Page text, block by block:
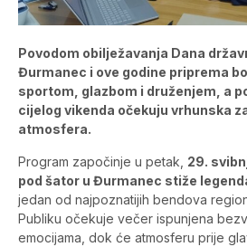
Povodom obilježavanja Dana
Đurmanec i ove godine priprema
sportom, glazbom i druženjem, a
cijelog vikenda očekuju vrhunska
atmosfera.
Program započinje u petak, 29.
pod šator u Đurmanec stiže
jedan od najpoznatijih bendova
Publiku očekuje večer ispunjena
emocijama, dok će atmosferu prije